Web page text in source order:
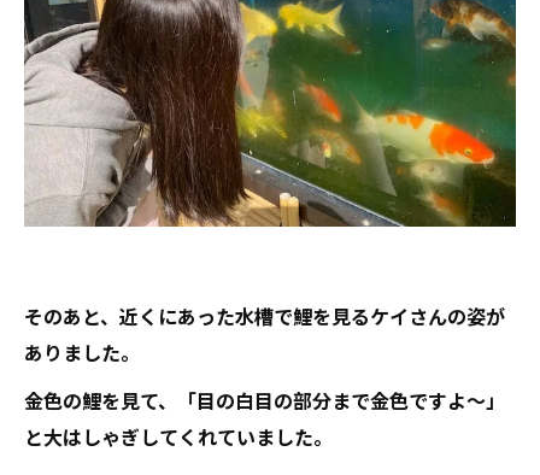
そのあと、近くにあった水槽で鯉を見るケイさんの姿が
ありました。
金色の鯉を見て、「目の白目の部分まで金色ですよ～」
と大はしゃぎしてくれていました。